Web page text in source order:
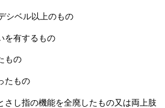
シベル以上のもの
を有するもの
もの
たもの
さし指の機能を全廃したもの又は両上肢